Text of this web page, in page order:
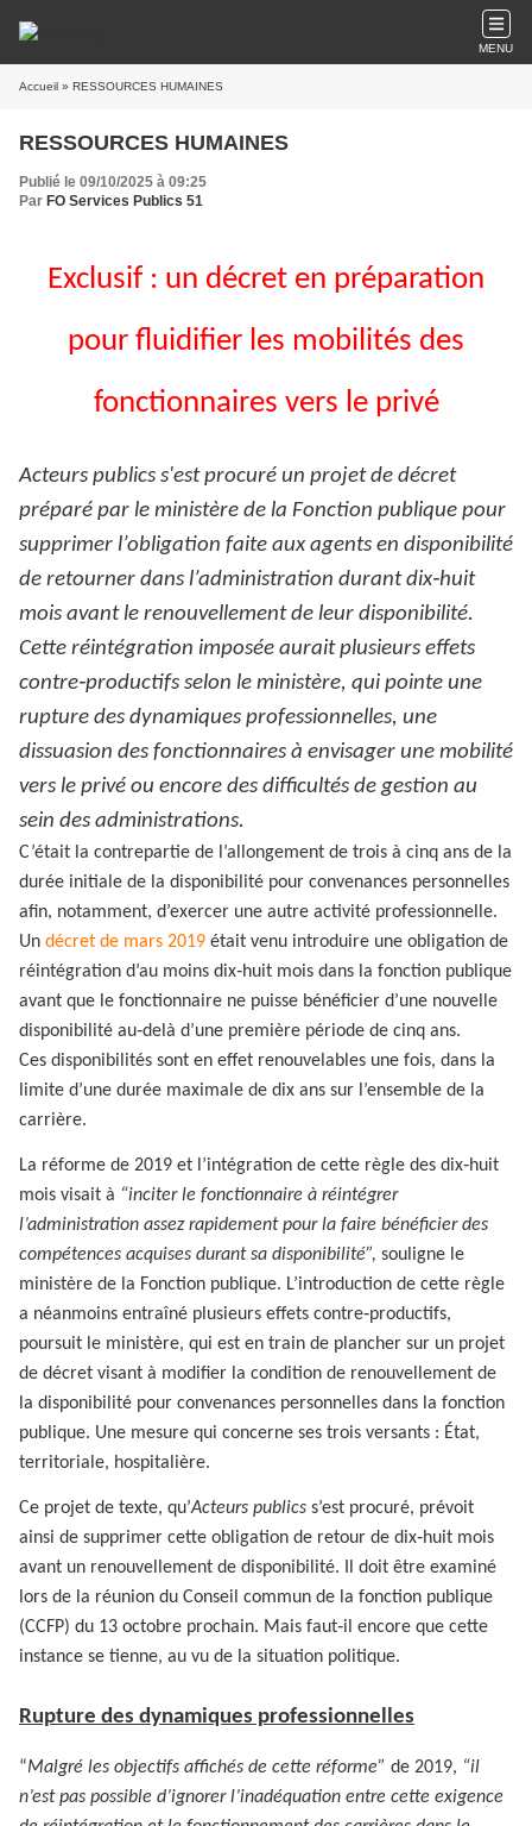
MENU
Accueil » RESSOURCES HUMAINES
RESSOURCES HUMAINES
Publié le 09/10/2025 à 09:25
Par FO Services Publics 51
Exclusif : un décret en préparation
pour fluidifier les mobilités des
fonctionnaires vers le privé
Acteurs publics s'est procuré un projet de décret
préparé par le ministère de la Fonction publique pour
supprimer l’obligation faite aux agents en disponibilité
de retourner dans l’administration durant dix‑huit
mois avant le renouvellement de leur disponibilité.
Cette réintégration imposée aurait plusieurs effets
contre‑productifs selon le ministère, qui pointe une
rupture des dynamiques professionnelles, une
dissuasion des fonctionnaires à envisager une mobilité
vers le privé ou encore des difficultés de gestion au
sein des administrations.
C’était la contrepartie de l’allongement de trois à cinq ans de la
durée initiale de la disponibilité pour convenances personnelles
afin, notamment, d’exercer une autre activité professionnelle.
Un décret de mars 2019 était venu introduire une obligation de
réintégration d’au moins dix‑huit mois dans la fonction publique
avant que le fonctionnaire ne puisse bénéficier d’une nouvelle
disponibilité au‑delà d’une première période de cinq ans.
Ces disponibilités sont en effet renouvelables une fois, dans la
limite d’une durée maximale de dix ans sur l’ensemble de la
carrière.
La réforme de 2019 et l’intégration de cette règle des dix‑huit
mois visait à “inciter le fonctionnaire à réintégrer
l’administration assez rapidement pour la faire bénéficier des
compétences acquises durant sa disponibilité”, souligne le
ministère de la Fonction publique. L’introduction de cette règle
a néanmoins entraîné plusieurs effets contre‑productifs,
poursuit le ministère, qui est en train de plancher sur un projet
de décret visant à modifier la condition de renouvellement de
la disponibilité pour convenances personnelles dans la fonction
publique. Une mesure qui concerne ses trois versants : État,
territoriale, hospitalière.
Ce projet de texte, qu’Acteurs publics s’est procuré, prévoit
ainsi de supprimer cette obligation de retour de dix‑huit mois
avant un renouvellement de disponibilité. Il doit être examiné
lors de la réunion du Conseil commun de la fonction publique
(CCFP) du 13 octobre prochain. Mais faut‑il encore que cette
instance se tienne, au vu de la situation politique.
Rupture des dynamiques professionnelles
“Malgré les objectifs affichés de cette réforme” de 2019, “il
n’est pas possible d’ignorer l’inadéquation entre cette exigence